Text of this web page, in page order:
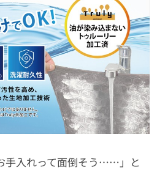
手入れって面倒そう……」と